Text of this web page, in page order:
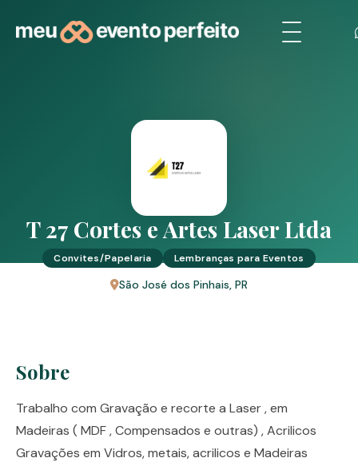
T 27 Cortes e Artes Laser Ltda
Convites/Papelaria Lembranças para Eventos
São José dos Pinhais, PR
Sobre
Trabalho com Gravação e recorte a Laser , em
Madeiras ( MDF , Compensados e outras) , Acrilicos
Gravações em Vidros, metais, acrilicos e Madeiras